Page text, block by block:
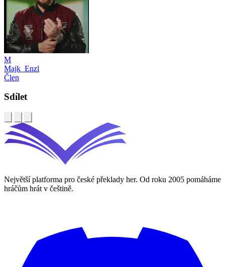
M
Majk_Enzl
Člen
Sdílet
Největší platforma pro české překlady her. Od roku 2005 pomáháme
hráčům hrát v češtině.